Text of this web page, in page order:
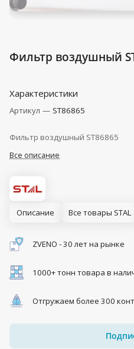
Фильтр воздушный
Характеристики
Артикул — ST86865
Фильтр воздушный ST86865
Все описание
Описание Все товары STAL
ZVENO - 30 лет на рынке
1000+ тонн товара в
Отгружаем более 300